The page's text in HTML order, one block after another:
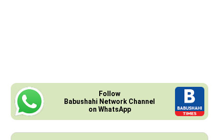
Follow
Babushahi Network Channel
on WhatsApp